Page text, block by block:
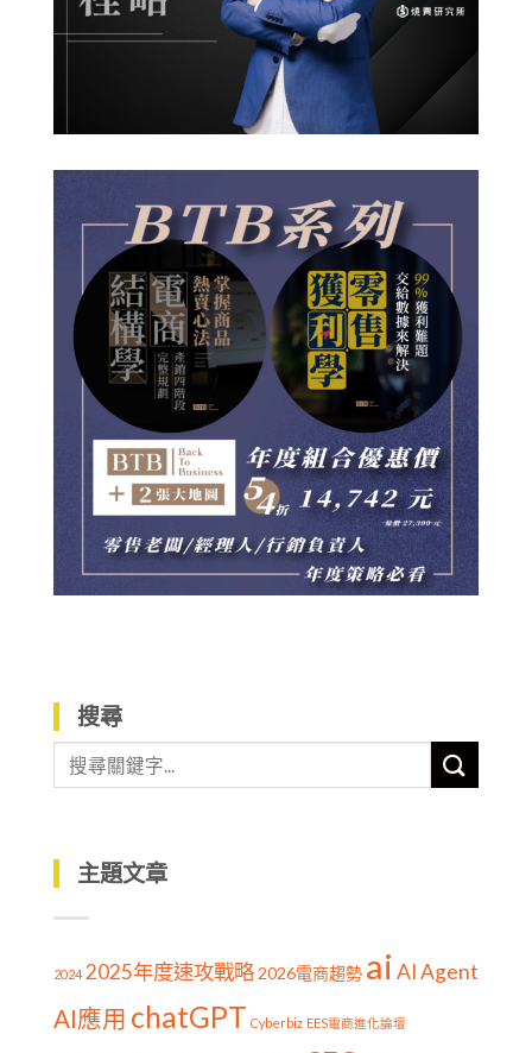
搜尋
主題文章
2024 2025年度速攻戰略2026電商趨勢 ai AI Agent
AI應用 chatGPT Cyberbiz EES電商進化論壇